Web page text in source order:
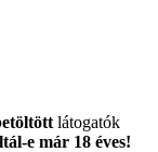
látogatók
e már 18 éves!